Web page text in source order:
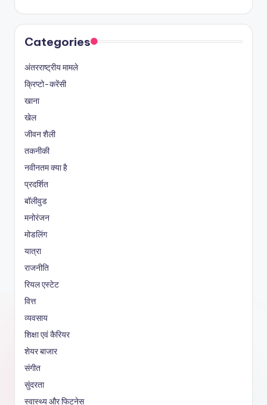
Categories
अंतरराष्ट्रीय मामले
क्रिप्टो-करेंसी
खाना
खेल
जीवन शैली
तकनीकी
नवीनतम क्या है
प्रदर्शित
बॉलीवुड
मनोरंजन
मोडलिंग
यात्रा
राजनीति
रियल एस्टेट
वित्त
व्यवसाय
शिक्षा एवं कैरियर
शेयर बाजार
संगीत
सुंदरता
स्वास्थ्य और फिटनेस